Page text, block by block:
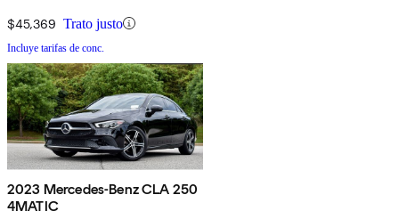
$45,369 Trato justo
Incluye tarifas de conc.
2023 Mercedes-Benz CLA 250
4MATIC